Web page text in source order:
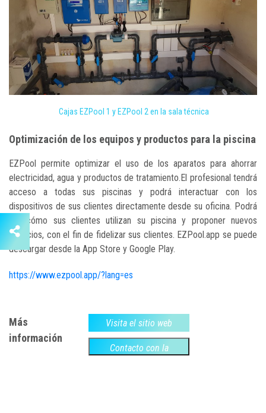
Cajas EZPool 1 y EZPool 2 en la sala técnica
Optimización de los equipos y productos para la piscina
EZPool permite optimizar el uso de los aparatos para ahorrar
electricidad, agua y productos de tratamiento.El profesional tendrá
acceso a todas sus piscinas y podrá interactuar con los
dispositivos de sus clientes directamente desde su oficina. Podrá
ver cómo sus clientes utilizan su piscina y proponer nuevos
servicios, con el fin de fidelizar sus clientes. EZPool.app se puede
descargar desde la App Store y Google Play.
https://www.ezpool.app/?lang=es
Más
información
Visita el sitio web
Contacto con la